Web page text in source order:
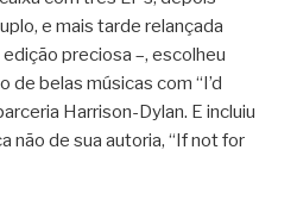
e mais tarde relançada
preciosa –, escolheu
de belas músicas com “I’d
Harrison-Dylan. E incluiu
não de sua autoria, “If not for